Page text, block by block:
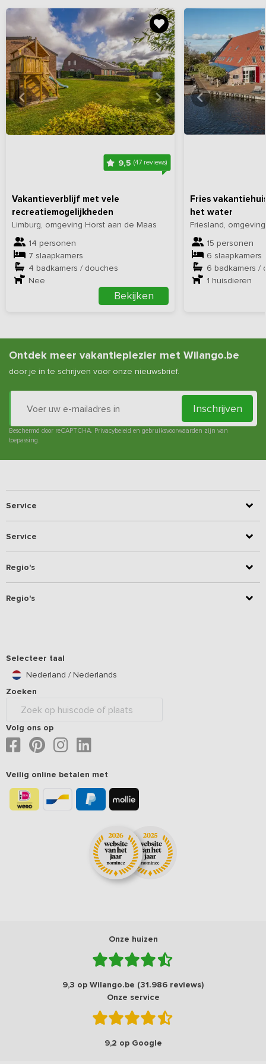
9,5(47 reviews)
Vakantieverblijf met vele
recreatiemogelijkheden
Limburg, omgeving Horst aan de Maas
14 personen
7 slaapkamers
4 badkamers / douches
Nee
Bekijken
Bekijkhieralle foto's
Fries
het water
Friesland,
15 personen
6 slaapkamers
6 badkamers /
1 huisdieren
Bekijk
Ontdek meer vakantieplezier met Wilango.be
door je in te schrijven voor onze nieuwsbrief.
Inschrijven
Beschermd door reCAPTCHA. Privacybeleid en gebruiksvoorwaarden zijn van
toepassing.
Service
Service
Regio's
Regio's
Selecteer taal
Nederland / Nederlands
Zoeken
Volg ons op
Veilig online betalen met
Onze huizen
9,3 op Wilango.be (31.986 reviews)
Onze service
9,2 op Google